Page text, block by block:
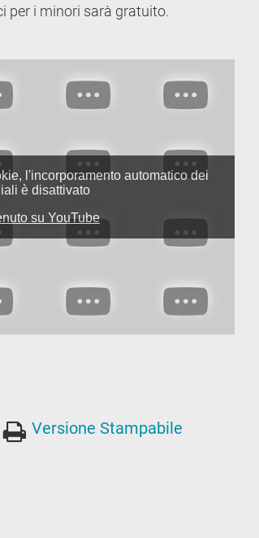
per i minori sarà gratuito.
Versione Stampabile